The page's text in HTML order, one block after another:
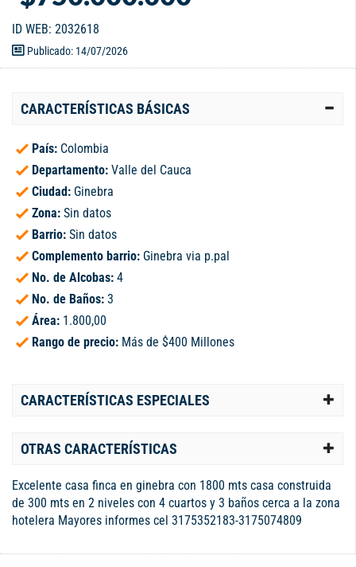
ID WEB: 2032618
Publicado: 14/07/2026
CARACTERÍSTICAS BÁSICAS
País: Colombia
Departamento: Valle del Cauca
Ciudad: Ginebra
Zona: Sin datos
Barrio: Sin datos
Complemento barrio: Ginebra via p.pal
No. de Alcobas: 4
No. de Baños: 3
Área: 1.800,00
Rango de precio: Más de $400 Millones
CARACTERÍSTICAS ESPECIALES
OTRAS CARACTERÍSTICAS
Excelente casa finca en ginebra con 1800 mts casa construida
de 300 mts en 2 niveles con 4 cuartos y 3 baños cerca a la zona
hotelera Mayores informes cel 3175352183-3175074809